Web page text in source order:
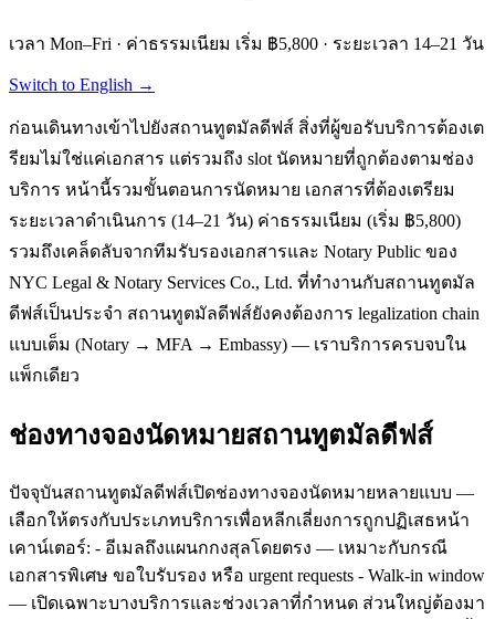
เวลา Mon–Fri · ค่าธรรมเนียม เริ่ม ฿5,800 · ระยะเวลา 14–21 วัน
Switch to English →
ก่อนเดินทางเข้าไปยังสถานทูตมัลดีฟส์ สิ่งที่ผู้ขอรับบริการต้องเต
รียมไม่ใช่แค่เอกสาร แต่รวมถึง slot นัดหมายที่ถูกต้องตามช่อง
บริการ หน้านี้รวมขั้นตอนการนัดหมาย เอกสารที่ต้องเตรียม
ระยะเวลาดำเนินการ (14–21 วัน) ค่าธรรมเนียม (เริ่ม ฿5,800)
รวมถึงเคล็ดลับจากทีมรับรองเอกสารและ Notary Public ของ
NYC Legal & Notary Services Co., Ltd. ที่ทำงานกับสถานทูตมัล
ดีฟส์เป็นประจำ สถานทูตมัลดีฟส์ยังคงต้องการ legalization chain
แบบเต็ม (Notary → MFA → Embassy) — เราบริการครบจบใน
แพ็กเดียว
ช่องทางจองนัดหมายสถานทูตมัลดีฟส์
ปัจจุบันสถานทูตมัลดีฟส์เปิดช่องทางจองนัดหมายหลายแบบ —
เลือกให้ตรงกับประเภทบริการเพื่อหลีกเลี่ยงการถูกปฏิเสธหน้า
เคาน์เตอร์: - อีเมลถึงแผนกกงสุลโดยตรง — เหมาะกับกรณี
เอกสารพิเศษ ขอใบรับรอง หรือ urgent requests - Walk-in window
— เปิดเฉพาะบางบริการและช่วงเวลาที่กำหนด ส่วนใหญ่ต้องมา